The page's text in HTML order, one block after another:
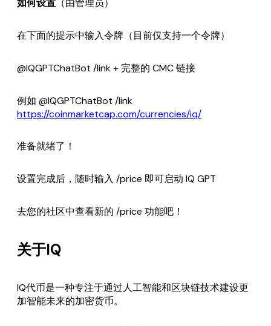
如何设置 （由管理员）
在下面的提示中输入令牌（目前仅支持一个令牌）
@IQGPTChatBot /link + 完整的 CMC 链接
例如 @IQGPTChatBot /link
https://coinmarketcap.com/currencies/iq/
准备就绪了！
设置完成后，随时输入 /price 即可启动 IQ GPT
去您的社区中查看新的 /price 功能吧！
关于IQ
IQ代币是一种专注于通过人工智能和区块链技术建设更
加智能未来的加密货币。